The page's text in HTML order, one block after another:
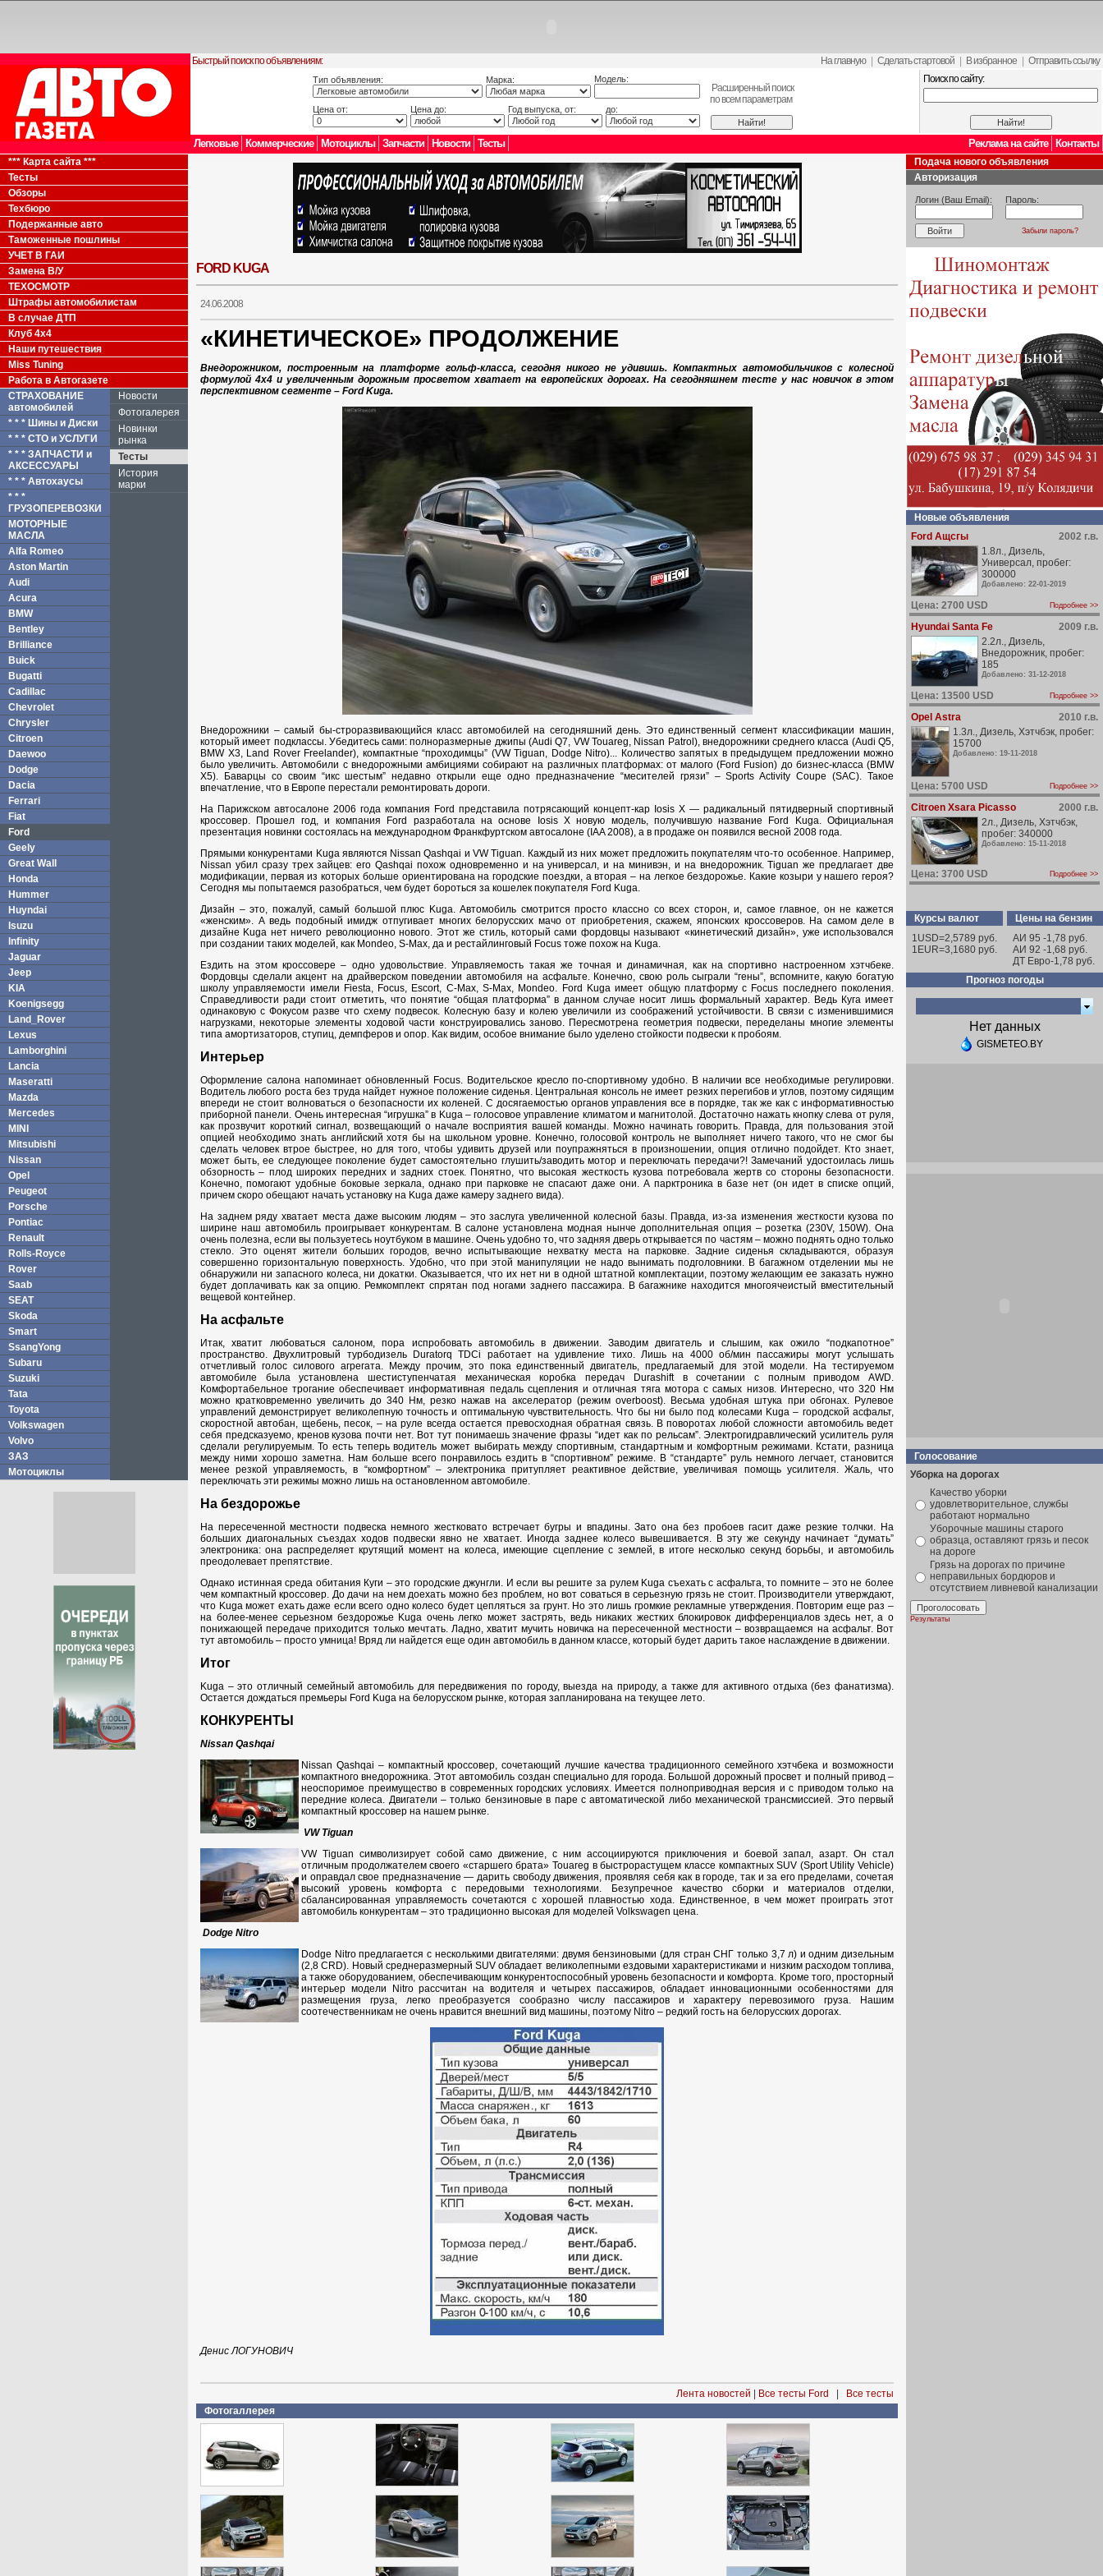
Быстрый поиск по объявлениям: На главную Сделать стартовой В избранное Отправить ссылку
Тип объявления: Марка: Модель:
Расширенный поиск
по всем параметрам
Цена от: Цена до: Год выпуска, от: до:
Поиск по сайту:
Легковые Коммерческие Мотоциклы Запчасти Новости Тесты Контакты
Реклама на сайте
*** Карта сайта ***
Тесты
Обзоры
Техбюро
Подержанные авто
Таможенные пошлины
УЧЕТ В ГАИ
Замена В/У
ТЕХОСМОТР
Штрафы автомобилистам
В случае ДТП
Клуб 4x4
Наши путешествия
Miss Tuning
Работа в Автогазете
СТРАХОВАНИЕ
автомобилей
* * * Шины и Диски
* * * СТО и УСЛУГИ
* * * ЗАПЧАСТИ и
АКСЕССУАРЫ
* * * Автохаусы
* * *
ГРУЗОПЕРЕВОЗКИ
МОТОРНЫЕ
МАСЛА
Alfa Romeo
Aston Martin
Audi
Acura
BMW
Bentley
Brilliance
Buick
Bugatti
Cadillac
Chevrolet
Chrysler
Citroen
Daewoo
Dodge
Dacia
Ferrari
Fiat
Ford
Geely
Great Wall
Honda
Hummer
Huyndai
Isuzu
Infinity
Jaguar
Jeep
KIA
Koenigsegg
Land_Rover
Lexus
Lamborghini
Lancia
Maseratti
Mazda
Mercedes
MINI
Mitsubishi
Nissan
Opel
Peugeot
Porsche
Pontiac
Renault
Rolls-Royce
Rover
Saab
SEAT
Skoda
Smart
SsangYong
Subaru
Suzuki
Tata
Toyota
Volkswagen
Volvo
ЗАЗ
Мотоциклы
Новости
Фотогалерея
Новинки
рынка
Тесты
История
марки
FORD KUGA
24.06.2008
«КИНЕТИЧЕСКОЕ» ПРОДОЛЖЕНИЕ
Внедорожником, построенным на платформе гольф-класса, сегодня никого не удивишь. Компактных автомобильчиков с колесной
формулой 4х4 и увеличенным дорожным просветом хватает на европейских дорогах. На сегодняшнем тесте у нас новичок в этом
перспективном сегменте – Ford Kuga.
Внедорожники – самый бы-строразвивающийся класс автомобилей на сегодняшний день. Это единственный сегмент классификации машин,
который имеет подклассы. Убедитесь сами: полноразмерные джипы (Audi Q7, VW Touareg, Nissan Patrol), внедорожники среднего класса (Audi Q5,
BMW X3, Land Rover Freelander), компактные “проходимцы” (VW Tiguan, Dodge Nitro)... Количество запятых в предыдущем предложении можно
было увеличить. Автомобили с внедорожными амбициями собирают на различных платформах: от малого (Ford Fusion) до бизнес-класса (BMW
X5). Баварцы со своим “икс шестым” недавно открыли еще одно предназначение “месителей грязи” – Sports Activity Coupe (SAC). Такое
впечатление, что в Европе перестали ремонтировать дороги.
На Парижском автосалоне 2006 года компания Ford представила потрясающий концепт-кар Iosis X — радикальный пятидверный спортивный
кроссовер. Прошел год, и компания Ford разработала на основе Iosis X новую модель, получившую название Ford Kuga. Официальная
презентация новинки состоялась на международном Франкфурт­ском автосалоне (IAA 2008), а в продаже он появился весной 2008 года.
Прямыми конкурентами Kuga являются Nissan Qashqai и VW Tiguan. Каждый из них может предложить покупателям что-то особенное. Например,
Nissan убил сразу трех зайцев: его Qashqai похож одновременно и на универсал, и на минивэн, и на внедорожник. Tiguan же предлагает две
модификации, первая из которых больше ориентирована на городские поездки, а вторая – на легкое бездорожье. Какие козыри у нашего героя?
Сегодня мы попытаемся разобраться, чем будет бороться за кошелек покупателя Ford Kuga.
Дизайн – это, пожалуй, самый большой плюс Kuga. Автомобиль смотрится просто классно со всех сторон, и, самое главное, он не кажется
«женским». А ведь подобный имидж отпугивает многих белорусских мачо от приобретения, скажем, японских кроссоверов. На самом деле в
дизайне Kuga нет ничего революционно нового. Этот же стиль, который сами фордовцы называют «кинетический дизайн», уже использовался
при создании таких моделей, как Mondeo, S-Max, да и рестайлинговый Focus тоже похож на Kuga.
Ездить на этом кроссовере – одно удовольствие. Управляемость такая же точная и динамичная, как на спортивно настроенном хэтчбеке.
Фордовцы сделали акцент на драйверском поведении автомобиля на асфальте. Конечно, свою роль сыграли “гены”, вспомните, какую богатую
школу управляемости имели Fiesta, Focus, Escort, C-Max, S-Max, Mondeo. Ford Kuga имеет общую платформу с Focus последнего поколения.
Справедливости ради стоит отметить, что понятие “общая платформа” в данном случае носит лишь формальный характер. Ведь Куга имеет
одинаковую с Фокусом разве что схему подвесок. Колесную базу и колею увеличили из соображений устойчивости. В связи с изменившимися
нагрузками, некоторые элементы ходовой части конструировались заново. Пересмотрена геометрия подвески, переделаны многие элементы
типа амортизаторов, ступиц, демпферов и опор. Как видим, особое внимание было уделено стойкости подвески к пробоям.
Интерьер
Оформление салона напоминает обновленный Focus. Водительское кресло по-спортивному удобно. В наличии все необходимые регулировки.
Водитель любого роста без труда найдет нужное положение сиденья. Центральная консоль не имеет резких перегибов и углов, поэтому сидящим
впереди не стоит волноваться о безопасности их коленей. С досягаемостью органов управления все в порядке, так же как с информативностью
приборной панели. Очень интересная “игрушка” в Kuga – голосовое управление климатом и магнитолой. Достаточно нажать кнопку слева от руля,
как прозвучит короткий сигнал, возвещающий о начале восприятия вашей команды. Можно начинать говорить. Правда, для пользования этой
опцией необходимо знать английский хотя бы на школьном уровне. Конечно, голосовой контроль не выполняет ничего такого, что не смог бы
сделать человек втрое быстрее, но для того, чтобы удивить друзей или поупражняться в произношении, опция отлично подойдет. Кто знает,
может быть, ее следующее поколение будет самостоятельно глушить/заводить мотор и переключать передачи?! Замечаний удостоилась лишь
обзорность – плод широких передних и задних стоек. Понятно, что высокая жесткость кузова потребовала жертв со стороны безопасности.
Конечно, помогают удобные боковые зеркала, однако при парковке не спасают даже они. А парктроника в базе нет (он идет в списке опций,
причем скоро обещают начать установку на Kuga даже камеру заднего вида).
На заднем ряду хватает места даже высоким людям – это заслуга увеличенной колесной базы. Правда, из-за изменения жесткости кузова по
ширине наш автомобиль проигрывает конкурентам. В салоне установлена модная нынче дополнительная опция – розетка (230V, 150W). Она
очень полезна, если вы пользуетесь ноутбуком в машине. Очень удобно то, что задняя дверь открывается по частям – можно поднять одно только
стекло. Это оценят жители больших городов, вечно испытывающие нехватку места на парковке. Задние сиденья складываются, образуя
совершенно горизонтальную поверхность. Удобно, что при этой манипуляции не надо вынимать подголовники. В багажном отделении мы не
обнаружили ни запасного колеса, ни докатки. Оказывается, что их нет ни в одной штатной комплектации, поэтому желающим ее заказать нужно
будет доплачивать как за опцию. Ремкомплект спрятан под ногами заднего пассажира. В багажнике находится многоячеистый вместительный
вещевой контейнер.
На асфальте
Итак, хватит любоваться салоном, пора испробовать автомобиль в движении. Заводим двигатель и слышим, как ожило “подкапотное”
пространство. Двухлитровый турбодизель Duratorq TDCi работает на удивление тихо. Лишь на 4000 об/мин пассажиры могут услышать
отчетливый голос силового агрегата. Между прочим, это пока единственный двигатель, предлагаемый для этой модели. На тестируемом
автомобиле была установлена шестиступенчатая механическая коробка передач Durashift в сочетании с полным приводом AWD.
Комфортабельное трогание обеспечивает информативная педаль сцепления и отличная тяга мотора с самых низов. Интересно, что 320 Нм
можно кратковременно увеличить до 340 Нм, резко нажав на акселератор (режим overboost). Весьма удобная штука при обгонах. Рулевое
управлений демонстрирует великолепную точность и оптимальную чувствительность. Что бы ни было под колесами Kuga – городской асфальт,
скоростной автобан, щебень, песок, – на руле всегда остается превосходная обратная связь. В поворотах любой сложности автомобиль ведет
себя предсказуемо, кренов кузова почти нет. Вот тут понимаешь значение фразы “идет как по рельсам”. Электрогидравлический усилитель руля
сделали регулируемым. То есть теперь водитель может выбирать между спортивным, стандартным и комфортным режимами. Кстати, разница
между ними хорошо заметна. Нам больше всего понравилось ездить в “спортивном” режиме. В “стандарте” руль немного легчает, становится
менее резкой управляемость, в “комфортном” – электроника притупляет реактивное действие, увеличивая помощь усилителя. Жаль, что
переключать эти режимы можно лишь на остановленном автомобиле.
На бездорожье
На пересеченной местности подвеска немного жестковато встречает бугры и впадины. Зато она без пробоев гасит даже резкие толчки. На
больших диагональных съездах ходов подвески явно не хватает. Иногда заднее колесо вывешивается. В эту же секунду начинает “думать”
электроника: она распределяет крутящий момент на колеса, имеющие сцепление с землей, в итоге несколько секунд борьбы, и автомобиль
преодолевает препятствие.
Однако истинная среда обитания Куги – это городские джунгли. И если вы решите за рулем Kuga съехать с асфальта, то помните – это не более
чем компактный кроссовер. До дачи на нем доехать можно без проблем, но вот соваться в серьезную грязь не стоит. Производители утверждают,
что Kuga может ехать даже если всего одно колесо будет цепляться за грунт. Но это лишь громкие рекламные утверждения. Повторим еще раз –
на более-менее серьезном бездорожье Kuga очень легко может застрять, ведь никаких жестких блокировок дифференциалов здесь нет, а о
понижающей передаче приходится только мечтать. Ладно, хватит мучить новичка на пересеченной местности – возвращаемся на асфальт. Вот
тут автомобиль – просто умница! Вряд ли найдется еще один автомобиль в данном классе, который будет дарить такое наслаждение в движении.
Итог
Kuga – это отличный семейный автомобиль для передвижения по городу, выезда на природу, а также для активного отдыха (без фанатизма).
Остается дождаться премьеры Ford Kuga на белорусском рынке, которая запланирована на текущее лето.
КОНКУРЕНТЫ
Nissan Qashqai
Nissan Qashqai – компактный кроссовер, сочетающий лучшие качества традиционного семейного хэтчбека и возможности
компактного внедорожника. Этот автомобиль создан специально для города. Большой дорожный просвет и полный привод –
неоспоримое преимущество в современных городских условиях. Имеется полноприводная версия и с приводом только на
передние колеса. Двигатели – только бензиновые в паре с автоматической либо механической трансмиссией. Это первый
компактный кроссовер на нашем рынке.
VW Tiguan
VW Tiguan символизирует собой само движение, с ним ассоциируются приключения и боевой запал, азарт. Он стал
отличным продолжателем своего «старшего брата» Touareg в быстрорастущем классе компактных SUV (Sport Utility Vehicle)
и оправдал свое предназначение — дарить свободу движения, проявляя себя как в городе, так и за его пределами, сочетая
высокий уровень комфорта с передовыми технологиями. Безупречное качество сборки и материалов отделки,
сбалансированная управляемость сочетаются с хорошей плавностью хода. Единственное, в чем может проиграть этот
автомобиль конкурентам – это традиционно высокая для моделей Volkswagen цена.
Dodge Nitro
Dodge Nitro предлагается с несколькими двигателями: двумя бензиновыми (для стран СНГ только 3,7 л) и одним дизельным
(2,8 CRD). Новый среднеразмерный SUV обладает великолепными ездовыми характеристиками и низким расходом топлива,
а также оборудованием, обеспечивающим конкурентоспособный уровень безопасности и комфорта. Кроме того, просторный
интерьер модели Nitro рассчитан на водителя и четырех пассажиров, обладает инновационными особенностями для
размещения груза, легко преобразуется сообразно числу пассажиров и характеру перевозимого груза. Нашим
соотечественникам не очень нравится внешний вид машины, поэтому Nitro – редкий гость на белорусских дорогах.
Денис ЛОГУНОВИЧ
Лента новостей Все тесты Ford
Все тесты
Фотогаллерея
Подача нового объявления
Авторизация
Логин (Ваш Email): Пароль:
Забыли пароль?
Новые объявления
Ford Ащсгы
2002 г.в.
1.8л., Дизель,
Универсал, пробег:
300000
Добавлено: 22-01-2019
Цена: 2700 USD Подробнее >>
Hyundai Santa Fe
2009 г.в.
2.2л., Дизель,
Внедорожник, пробег:
185
Добавлено: 31-12-2018
Цена: 13500 USD Подробнее >>
Opel Astra
2010 г.в.
1.3л., Дизель, Хэтчбэк, пробег:
15700
Добавлено: 19-11-2018
Цена: 5700 USD Подробнее >>
Citroen Xsara Picasso
2000 г.в.
2л., Дизель, Хэтчбэк,
пробег: 340000
Добавлено: 15-11-2018
Цена: 3700 USD Подробнее >>
Курсы валют
1USD=2,5789 руб.
1EUR=3,1680 руб.
Цены на бензин
АИ 95 -1,78 руб.
АИ 92 -1,68 руб.
ДТ Евро-1,78 руб.
Прогноз погоды
Нет данных
GISMETEO.BY
Голосование
Уборка на дорогах
Качество уборки
удовлетворительное, службы
работают нормально
Уборочные машины старого
образца, оставляют грязь и песок
на дороге
Грязь на дорогах по причине
неправильных бордюров и
отсутствием ливневой канализации
Результаты